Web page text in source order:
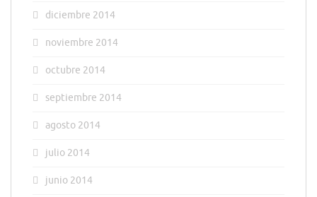
diciembre 2014
noviembre 2014
octubre 2014
septiembre 2014
agosto 2014
julio 2014
junio 2014